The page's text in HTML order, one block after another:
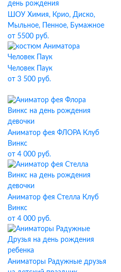
ШОУ Химия, Крио, Диско,
Мыльное, Пенное, Бумажное
от 5500 руб.
Человек Паук
от 3 500 руб.
Аниматор фея ФЛОРА Клуб
Винкс
от 4 000 руб.
Аниматор фея Стелла Клуб
Винкс
от 4 000 руб.
Аниматоры Радужные друзья